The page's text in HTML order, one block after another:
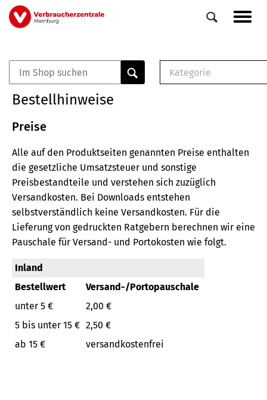
Direkt
zum
Veranstaltungen
0
Elemente
Kategorie
Broschüre
Buch
Bestellhinweise
Preise
Alle auf den Produktseiten genannten Preise enthalten
die gesetzliche Umsatzsteuer und sonstige
Preisbestandteile und verstehen sich zuzüglich
Versandkosten. Bei Downloads entstehen
selbstverständlich keine Versandkosten. Für die
Lieferung von gedruckten Ratgebern berechnen wir eine
Pauschale für Versand- und Portokosten wie folgt.
Inland
Bestellwert
Versand-/Portopauschale
unter 5 €
2,00 €
5 bis unter 15 € 2,50 €
ab 15 €
versandkostenfrei